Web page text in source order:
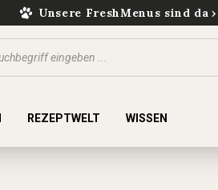
Unsere FreshMenus sind da
REZEPTWELT WISSEN